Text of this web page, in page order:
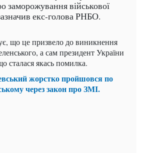
заморожування військової
екс-голова РНБО.
що це призвело до виникнення
а сам президент України
сталася якась помилка.
жорстко пройшовся по
через закон про ЗМІ.